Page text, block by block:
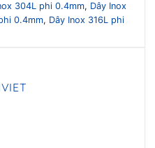
304L phi 0.4mm, Dây Inox
0.4mm, Dây Inox 316L phi